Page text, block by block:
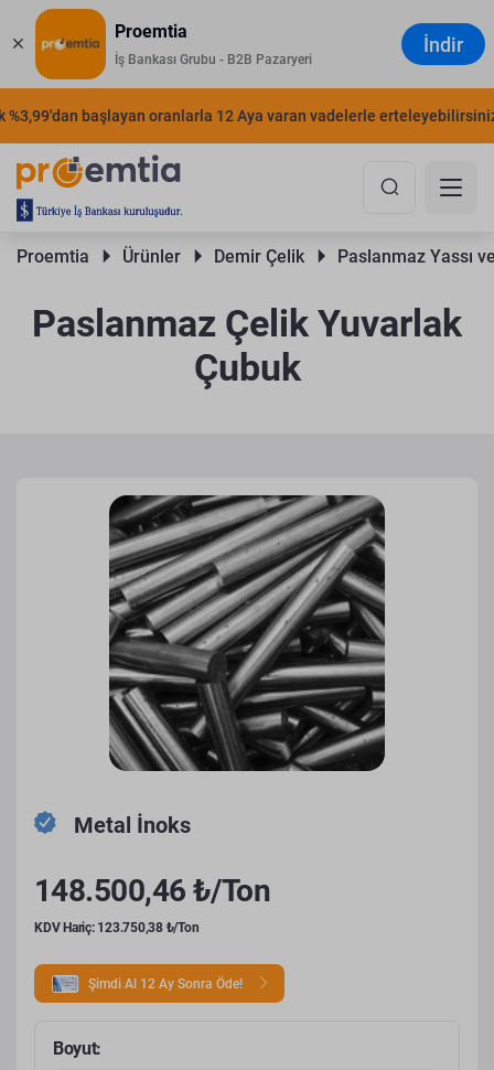
Proemtia
İş Bankası Grubu - B2B Pazaryeri
İndir
başlayan oranlarla 12 Aya varan vadelerle erteleyebilirsiniz.
Proemtia Ürünler Demir Çelik Paslanmaz Yassı
Paslanmaz Çelik Yuvarlak
Çubuk
Metal İnoks
148.500,46 ₺/Ton
KDV Hariç: 123.750,38 ₺/Ton
Şimdi Al 12 Ay Sonra Öde!
Boyut: